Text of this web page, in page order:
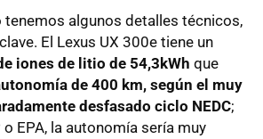
tenemos algunos detalles técnicos,
El Lexus UX 300e tiene un
iones de litio de 54,3kWh que
de 400 km, según el muy
desfasado ciclo NEDC;
EPA, la autonomía sería muy